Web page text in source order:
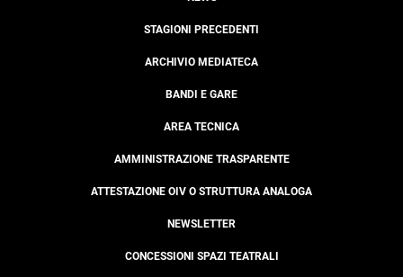
STAGIONI PRECEDENTI
ARCHIVIO MEDIATECA
BANDI E GARE
AREA TECNICA
AMMINISTRAZIONE TRASPARENTE
ATTESTAZIONE OIV O STRUTTURA ANALOGA
NEWSLETTER
CONCESSIONI SPAZI TEATRALI